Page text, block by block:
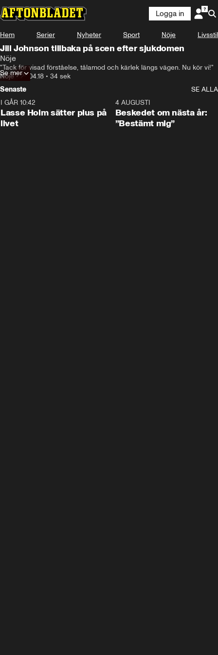
Logga in
Hem Serier Nyheter Sport Nöje Livsstil
Jill Johnson tillbaka på scen efter sjukdomen
Nöje
"Tack för visad förståelse, tålamod och kärlek längs vägen. Nu kör vi!"
Nöje•20.04.18 • 34 sek
Se mer
Senaste
SE ALLA
I GÅR 10:42
Lasse Holm sätter plus på
livet
4 AUGUSTI
Beskedet om nästa år:
”Bestämt mig”